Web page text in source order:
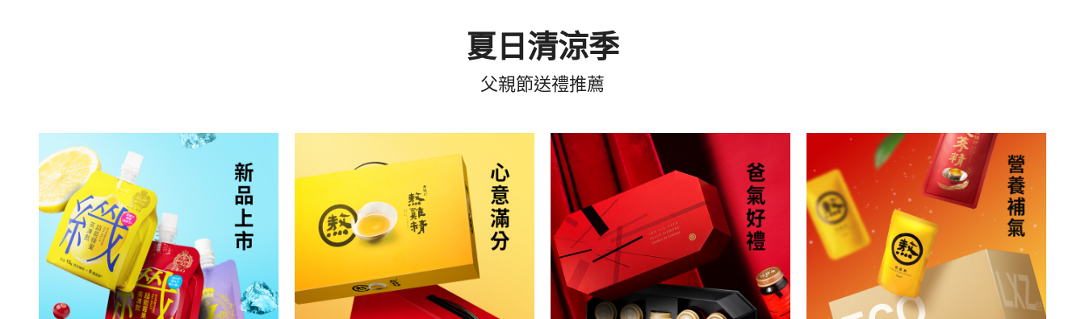
夏日清涼季
父親節送禮推薦